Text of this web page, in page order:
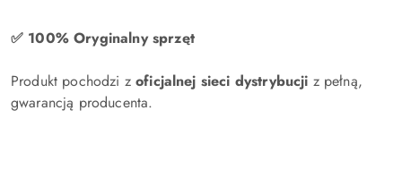
✅ 100% Oryginalny sprzęt
Produkt pochodzi zoficjalnej sieci dystrybucji z pełną,
gwarancją producenta.